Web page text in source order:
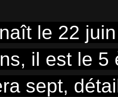
le 22
il est le
sept,